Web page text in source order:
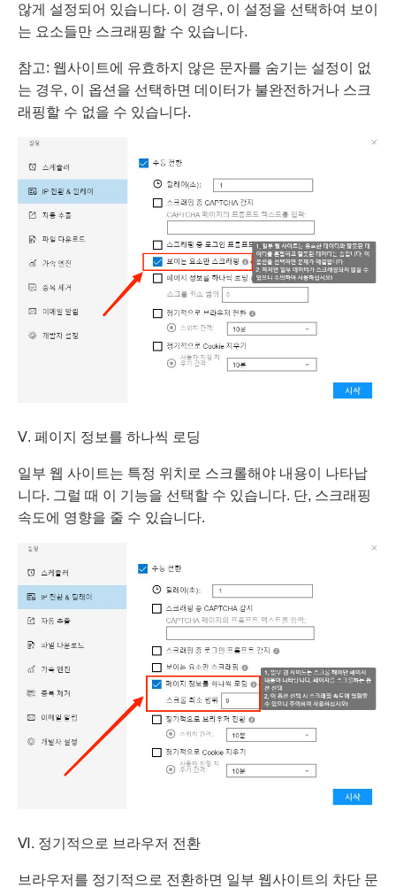
않게 설정되어 있습니다. 이 경우, 이 설정을 선택하여 보이
는 요소들만 스크래핑할 수 있습니다.
참고: 웹사이트에 유효하지 않은 문자를 숨기는 설정이 없
는 경우, 이 옵션을 선택하면 데이터가 불완전하거나 스크
래핑할 수 없을 수 있습니다.
Ⅴ. 페이지 정보를 하나씩 로딩
일부 웹 사이트는 특정 위치로 스크롤해야 내용이 나타납
니다. 그럴 때 이 기능을 선택할 수 있습니다. 단, 스크래핑
속도에 영향을 줄 수 있습니다.
Ⅵ. 정기적으로 브라우저 전환
브라우저를 정기적으로 전환하면 일부 웹사이트의 차단 문